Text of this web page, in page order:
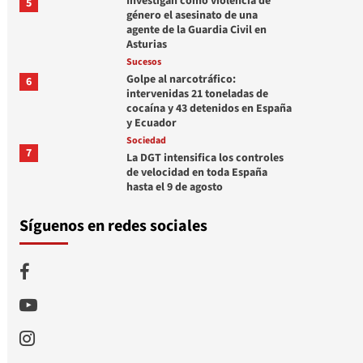
5
género el asesinato de una
agente de la Guardia Civil en
Asturias
6
Sucesos
Golpe al narcotráfico:
intervenidas 21 toneladas de
cocaína y 43 detenidos en España
y Ecuador
7
Sociedad
La DGT intensifica los controles
de velocidad en toda España
hasta el 9 de agosto
Síguenos en redes sociales
Facebook
Youtube
Instagram